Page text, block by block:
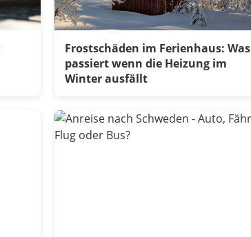
Frostschäden im Ferienhaus: Was
passiert wenn die Heizung im
Winter ausfällt